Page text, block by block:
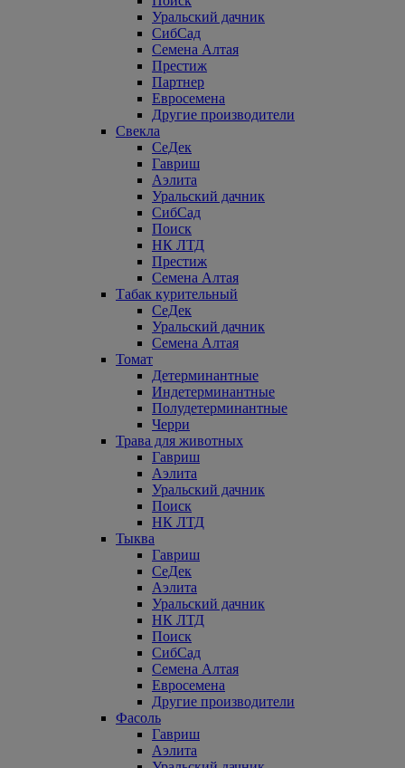
Уральский дачник
СибСад
Семена Алтая
Престиж
Партнер
Евросемена
Другие производители
Свекла
СеДек
Гавриш
Аэлита
Уральский дачник
СибСад
Поиск
НК ЛТД
Престиж
Семена Алтая
Табак курительный
СеДек
Уральский дачник
Семена Алтая
Томат
Детерминантные
Индетерминантные
Полудетерминантные
Черри
Трава для животных
Гавриш
Аэлита
Уральский дачник
Поиск
НК ЛТД
Тыква
Гавриш
СеДек
Аэлита
Уральский дачник
НК ЛТД
Поиск
СибСад
Семена Алтая
Евросемена
Другие производители
Фасоль
Гавриш
Аэлита